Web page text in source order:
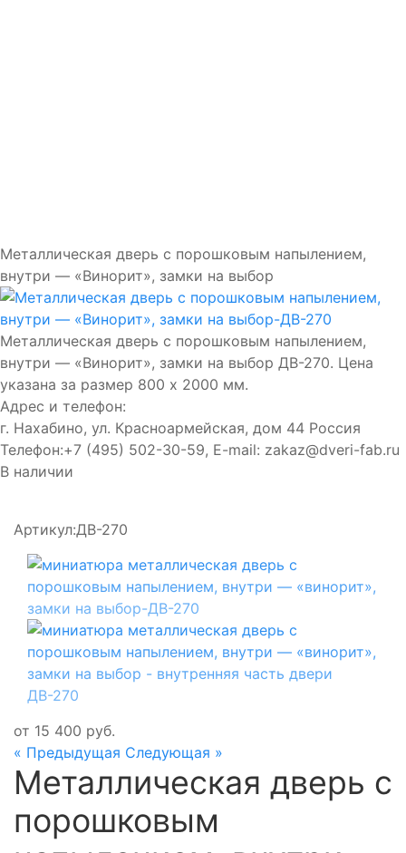
Металлическая дверь с порошковым напылением,
внутри — «Винорит», замки на выбор
Металлическая дверь с порошковым напылением,
внутри — «Винорит», замки на выбор ДВ-270. Цена
указана за размер 800 х 2000 мм.
Адрес и телефон:
г. Нахабино, ул. Красноармейская, дом 44 Россия
Телефон:+7 (495) 502-30-59, E-mail: zakaz@dveri-fab.ru
В наличии
Артикул:ДВ-270
от 15 400 руб.
« Предыдущая Следующая »
Металлическая дверь с
порошковым